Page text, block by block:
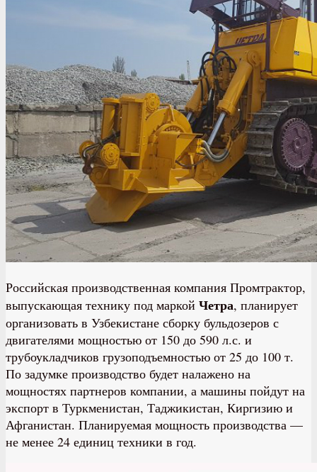
Российская производственная компания Промтрактор,
выпускающая технику под маркой Четра, планирует
организовать в Узбекистане сборку бульдозеров с
двигателями мощностью от 150 до 590 л.с. и
трубоукладчиков грузоподъемностью от 25 до 100 т.
По задумке производство будет налажено на
мощностях партнеров компании, а машины пойдут на
экспорт в Туркменистан, Таджикистан, Киргизию и
Афганистан. Планируемая мощность производства —
не менее 24 единиц техники в год.